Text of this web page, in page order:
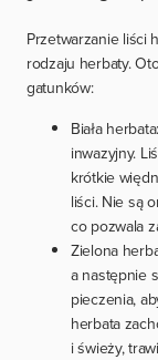
Przetwarzanie liści
rodzaju herbaty.
gatunków:
Biała
inwazyjny.
krótkie
liści. Nie są
co pozwala
Zielona
a następnie
pieczenia,
herbata
i świeży,